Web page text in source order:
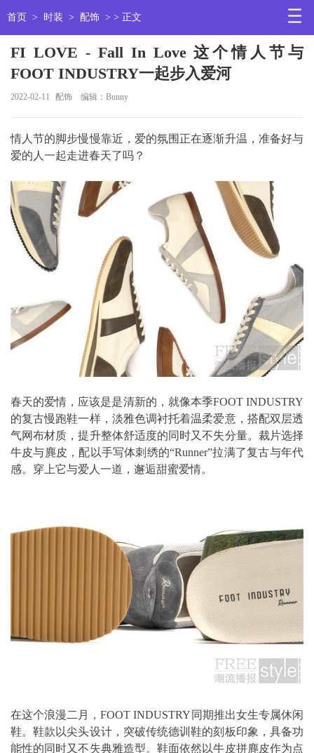
首页 > 时装 > 配饰 > > 正文
FI LOVE - Fall In Love 这个情人节与
FOOT INDUSTRY一起步入爱河
2022-02-11 配饰 编辑：Bunny
情人节的脚步慢慢靠近，爱的氛围正在逐渐升温，准备好与
爱的人一起走进春天了吗？
春天的爱情，应该是是清新的，就像本季FOOT INDUSTRY
的复古慢跑鞋一样，淡雅色调衬托着温柔爱意，搭配双层透
气网布材质，提升整体舒适度的同时又不失分量。裁片选择
牛皮与麂皮，配以手写体刺绣的“Runner”拉满了复古与年代
感。穿上它与爱人一道，邂逅甜蜜爱情。
在这个浪漫二月，FOOT INDUSTRY同期推出女生专属休闲
鞋。鞋款以尖头设计，突破传统德训鞋的刻板印象，具备功
能性的同时又不失典雅造型。鞋面依然以牛皮拼麂皮作为点